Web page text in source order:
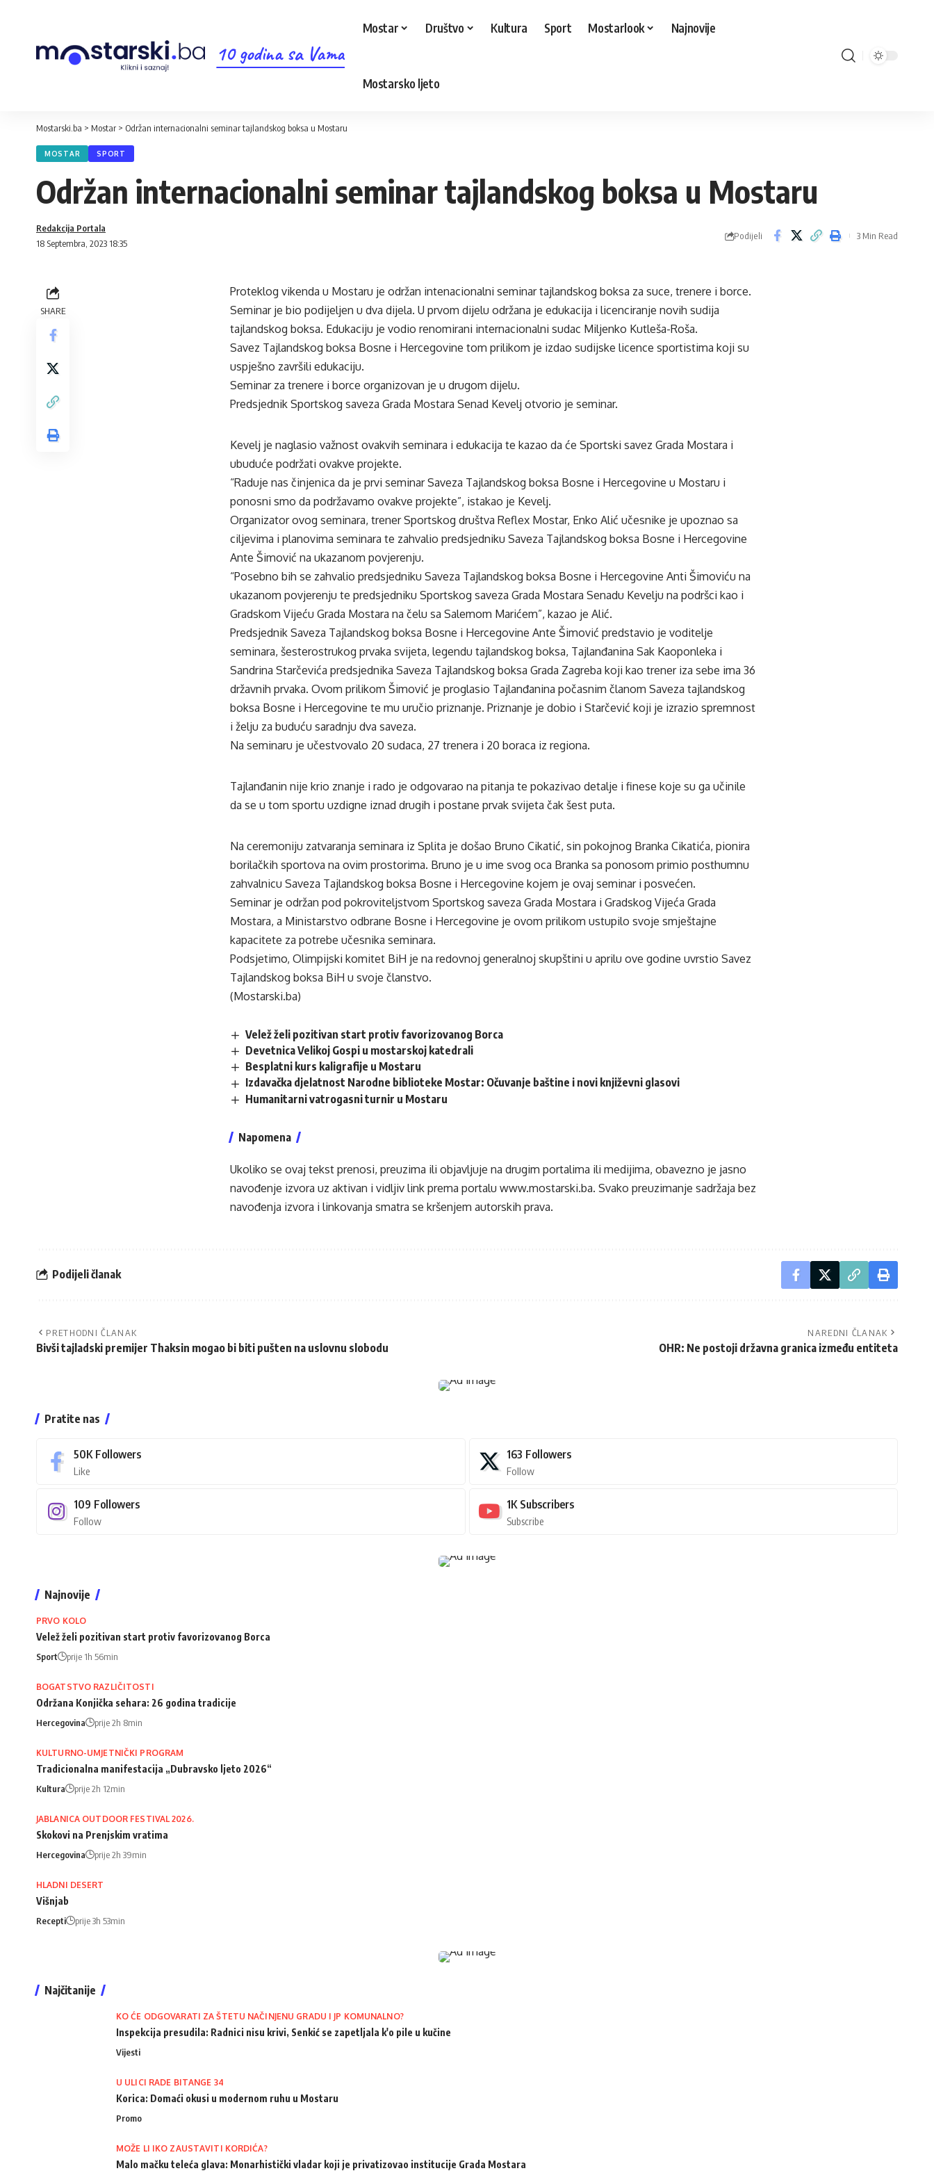
10 godina sa Vama
Mostar Društvo Kultura Sport Mostarlook Najnovije
Mostarsko ljeto
Mostarski.ba > Mostar > Održan internacionalni seminar tajlandskog boksa u Mostaru
MOSTAR SPORT
Održan internacionalni seminar tajlandskog boksa u Mostaru
18 Septembra, 2023 18:35
Redakcija Portala
Podijeli 3 Min Read
SHARE
Proteklog vikenda u Mostaru je održan intenacionalni seminar tajlandskog boksa za suce, trenere i borce.
Seminar je bio podijeljen u dva dijela. U prvom dijelu održana je edukacija i licenciranje novih sudija
tajlandskog boksa. Edukaciju je vodio renomirani internacionalni sudac Miljenko Kutleša-Roša.
Savez Tajlandskog boksa Bosne i Hercegovine tom prilikom je izdao sudijske licence sportistima koji su
uspješno završili edukaciju.
Seminar za trenere i borce organizovan je u drugom dijelu.
Predsjednik Sportskog saveza Grada Mostara Senad Kevelj otvorio je seminar.
Kevelj je naglasio važnost ovakvih seminara i edukacija te kazao da će Sportski savez Grada Mostara i
ubuduće podržati ovakve projekte.
“Raduje nas činjenica da je prvi seminar Saveza Tajlandskog boksa Bosne i Hercegovine u Mostaru i
ponosni smo da podržavamo ovakve projekte”, istakao je Kevelj.
Organizator ovog seminara, trener Sportskog društva Reflex Mostar, Enko Alić učesnike je upoznao sa
ciljevima i planovima seminara te zahvalio predsjedniku Saveza Tajlandskog boksa Bosne i Hercegovine
Ante Šimović na ukazanom povjerenju.
“Posebno bih se zahvalio predsjedniku Saveza Tajlandskog boksa Bosne i Hercegovine Anti Šimoviću na
ukazanom povjerenju te predsjedniku Sportskog saveza Grada Mostara Senadu Kevelju na podršci kao i
Gradskom Vijeću Grada Mostara na čelu sa Salemom Marićem”, kazao je Alić.
Predsjednik Saveza Tajlandskog boksa Bosne i Hercegovine Ante Šimović predstavio je voditelje
seminara, šesterostrukog prvaka svijeta, legendu tajlandskog boksa, Tajlanđanina Sak Kaoponleka i
Sandrina Starčevića predsjednika Saveza Tajlandskog boksa Grada Zagreba koji kao trener iza sebe ima 36
državnih prvaka. Ovom prilikom Šimović je proglasio Tajlanđanina počasnim članom Saveza tajlandskog
boksa Bosne i Hercegovine te mu uručio priznanje. Priznanje je dobio i Starčević koji je izrazio spremnost
i želju za buduću saradnju dva saveza.
Na seminaru je učestvovalo 20 sudaca, 27 trenera i 20 boraca iz regiona.
Tajlanđanin nije krio znanje i rado je odgovarao na pitanja te pokazivao detalje i finese koje su ga učinile
da se u tom sportu uzdigne iznad drugih i postane prvak svijeta čak šest puta.
Na ceremoniju zatvaranja seminara iz Splita je došao Bruno Cikatić, sin pokojnog Branka Cikatića, pionira
borilačkih sportova na ovim prostorima. Bruno je u ime svog oca Branka sa ponosom primio posthumnu
zahvalnicu Saveza Tajlandskog boksa Bosne i Hercegovine kojem je ovaj seminar i posvećen.
Seminar je održan pod pokroviteljstvom Sportskog saveza Grada Mostara i Gradskog Vijeća Grada
Mostara, a Ministarstvo odbrane Bosne i Hercegovine je ovom prilikom ustupilo svoje smještajne
kapacitete za potrebe učesnika seminara.
Podsjetimo, Olimpijski komitet BiH je na redovnoj generalnoj skupštini u aprilu ove godine uvrstio Savez
Tajlandskog boksa BiH u svoje članstvo.
(Mostarski.ba)
Velež želi pozitivan start protiv favorizovanog Borca
Devetnica Velikoj Gospi u mostarskoj katedrali
Besplatni kurs kaligrafije u Mostaru
Izdavačka djelatnost Narodne biblioteke Mostar: Očuvanje baštine i novi književni glasovi
Humanitarni vatrogasni turnir u Mostaru
Napomena
Ukoliko se ovaj tekst prenosi, preuzima ili objavljuje na drugim portalima ili medijima, obavezno je jasno
navođenje izvora uz aktivan i vidljiv link prema portalu www.mostarski.ba. Svako preuzimanje sadržaja bez
navođenja izvora i linkovanja smatra se kršenjem autorskih prava.
Podijeli članak
PRETHODNI ČLANAK
Bivši tajladski premijer Thaksin mogao bi biti pušten na uslovnu slobodu
NAREDNI ČLANAK
OHR: Ne postoji državna granica između entiteta
Pratite nas
50K Followers
Like
163 Followers
Follow
109 Followers
Follow
1K Subscribers
Subscribe
Najnovije
PRVO KOLO
Velež želi pozitivan start protiv favorizovanog Borca
Sport prije 1h 56min
BOGATSTVO RAZLIČITOSTI
Održana Konjička sehara: 26 godina tradicije
Hercegovina prije 2h 8min
KULTURNO-UMJETNIČKI PROGRAM
Tradicionalna manifestacija „Dubravsko ljeto 2026“
Kultura prije 2h 12min
JABLANICA OUTDOOR FESTIVAL 2026.
Skokovi na Prenjskim vratima
Hercegovina prije 2h 39min
HLADNI DESERT
Višnjab
Recepti prije 3h 53min
Najčitanije
KO ĆE ODGOVARATI ZA ŠTETU NAČINJENU GRADU I JP KOMUNALNO?
Inspekcija presudila: Radnici nisu krivi, Senkić se zapetljala k'o pile u kučine
Vijesti
U ULICI RADE BITANGE 34
Korica: Domaći okusi u modernom ruhu u Mostaru
Promo
MOŽE LI IKO ZAUSTAVITI KORDIĆA?
Malo mačku teleća glava: Monarhistički vladar koji je privatizovao institucije Grada Mostara